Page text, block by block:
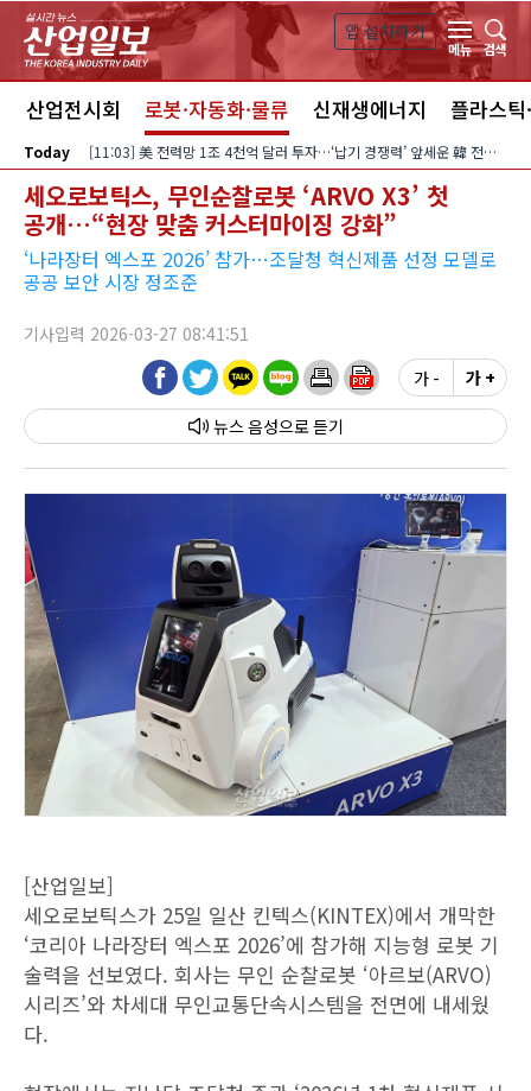
본문 바로가기
앱 설치하기
메뉴
검색
산업전시회 로봇·자동화·물류 신재생에너지 플라스틱
Today [11:03] 美 전력망 1조 4천억 달러 투자…‘납기 경쟁력’ 앞세운 韓 전력기자재 수출 호조
세오로보틱스, 무인순찰로봇 ‘ARVO X3’ 첫
공개…“현장 맞춤 커스터마이징 강화”
‘나라장터 엑스포 2026’ 참가…조달청 혁신제품 선정 모델로
공공 보안 시장 정조준
기사입력 2026-03-27 08:41:51
뉴스 음성
가 - 가 +
[산업일보]
세오로보틱스가 25일 일산 킨텍스(KINTEX)에서 개막한
‘코리아 나라장터 엑스포 2026’에 참가해 지능형 로봇 기
술력을 선보였다. 회사는 무인 순찰로봇 ‘아르보(ARVO)
시리즈’와 차세대 무인교통단속시스템을 전면에 내세웠
다.